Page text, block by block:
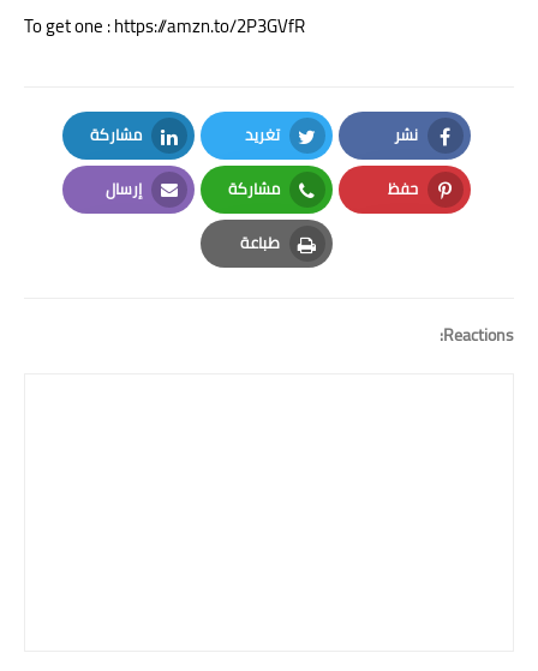
Birds foods
amazon coupons
To get one :https://amzn.to/2P3GVfR
نشر
Facebook
تغريد
Twitter
مشاركة
LinkedIn
حفظ
Pinterest
مشاركة
Whatsapp
إرسال
Email
طباعة
Print
Reactions: